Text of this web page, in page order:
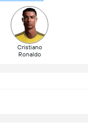
Cristiano
Ronaldo